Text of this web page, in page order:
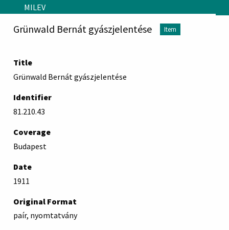
Skip to main content
MILEV
Grünwald Bernát gyászjelentése Item
Title
Grünwald Bernát gyászjelentése
Identifier
81.210.43
Coverage
Budapest
Date
1911
Original Format
paír, nyomtatvány